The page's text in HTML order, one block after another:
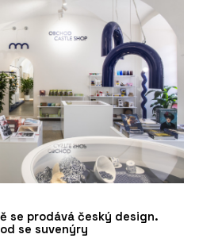
se prodává český design.
se suvenýry